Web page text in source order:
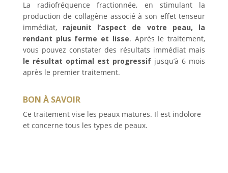
La radiofréquence fractionnée, en stimulant la
production de collagène associé à son effet tenseur
immédiat,rajeunit l’aspect de votre peau, la
rendant plus ferme et lisse. Après le traitement,
vous pouvez constater des résultats immédiat mais
le résultat optimal est progressif jusqu’à 6 mois
après le premier traitement.
BON À SAVOIR
Ce traitement vise les peaux matures. Il est indolore
et concerne tous les types de peaux.